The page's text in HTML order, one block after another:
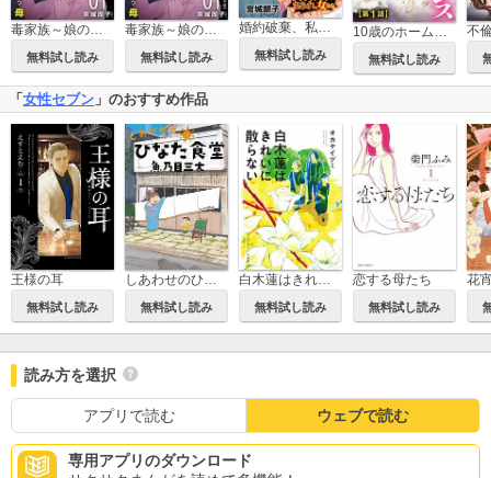
毒家族～娘のすべてを奪う母～
無料試し読み
毒家族～娘のすべてを奪う母～ 単行本版
無料試し読み 無料試し読み 無料試し読み
「女性セブン 」のおすすめ作品
王様の耳
無料試し読み 無料試し読み
白木蓮はきれいに散らない
無料試し読み
恋する母たち
無料試し読み
花
読み方を選択
アプリで読む ウェブで読む
専用アプリのダウンロード